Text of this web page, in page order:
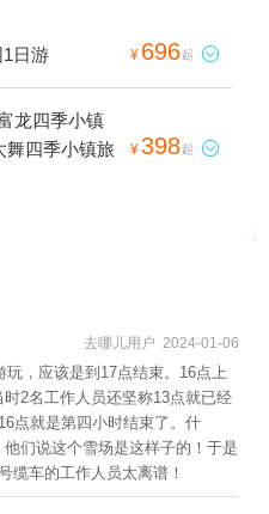
1日游 ¥ 696起 
龙四季小镇
舞四季小镇旅
¥398起 
去哪儿用户 2024-01-06
，应该是到17点结束。16点上
2名工作人员还坚称13点就已经
点就是第四小时结束了。什
们说这个雪场是这样子的！于是
缆车的工作人员太离谱！